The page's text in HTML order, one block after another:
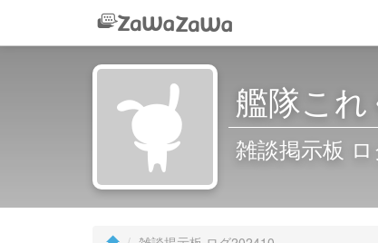
艦隊こ
雑談掲示板